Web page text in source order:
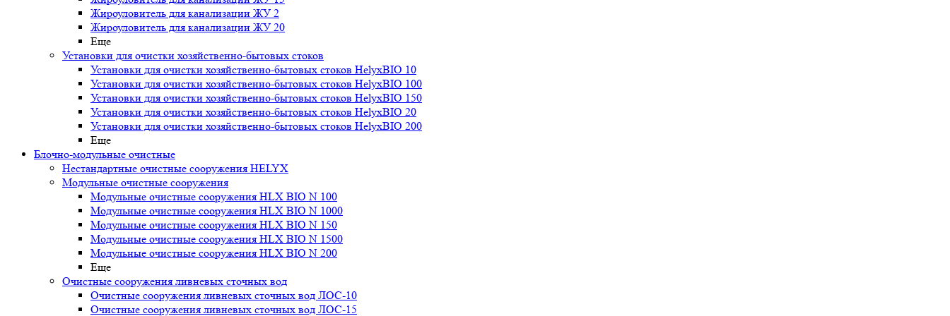
Жироуловитель для канализации ЖУ 2
Жироуловитель для канализации ЖУ 20
Еще
Установки для очистки хозяйственно-бытовых стоков
Установки для очистки хозяйственно-бытовых стоков HelyxBIO 10
Установки для очистки хозяйственно-бытовых стоков HelyxBIO 100
Установки для очистки хозяйственно-бытовых стоков HelyxBIO 150
Установки для очистки хозяйственно-бытовых стоков HelyxBIO 20
Установки для очистки хозяйственно-бытовых стоков HelyxBIO 200
Еще
Блочно-модульные очистные
Нестандартные очистные сооружения HELYX
Модульные очистные сооружения
Модульные очистные сооружения HLX BIO N 100
Модульные очистные сооружения HLX BIO N 1000
Модульные очистные сооружения HLX BIO N 150
Модульные очистные сооружения HLX BIO N 1500
Модульные очистные сооружения HLX BIO N 200
Еще
Очистные сооружения ливневых сточных вод
Очистные сооружения ливневых сточных вод ЛОС-10
Очистные сооружения ливневых сточных вод ЛОС-15